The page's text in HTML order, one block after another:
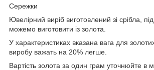
Сережки
Ювелірний виріб виготовлений зі срібла,
можемо виготовити із золота.
У характеристиках вказана вага для
виробу важать на 20% легше.
Вартість золота за один грам уточнюйте в